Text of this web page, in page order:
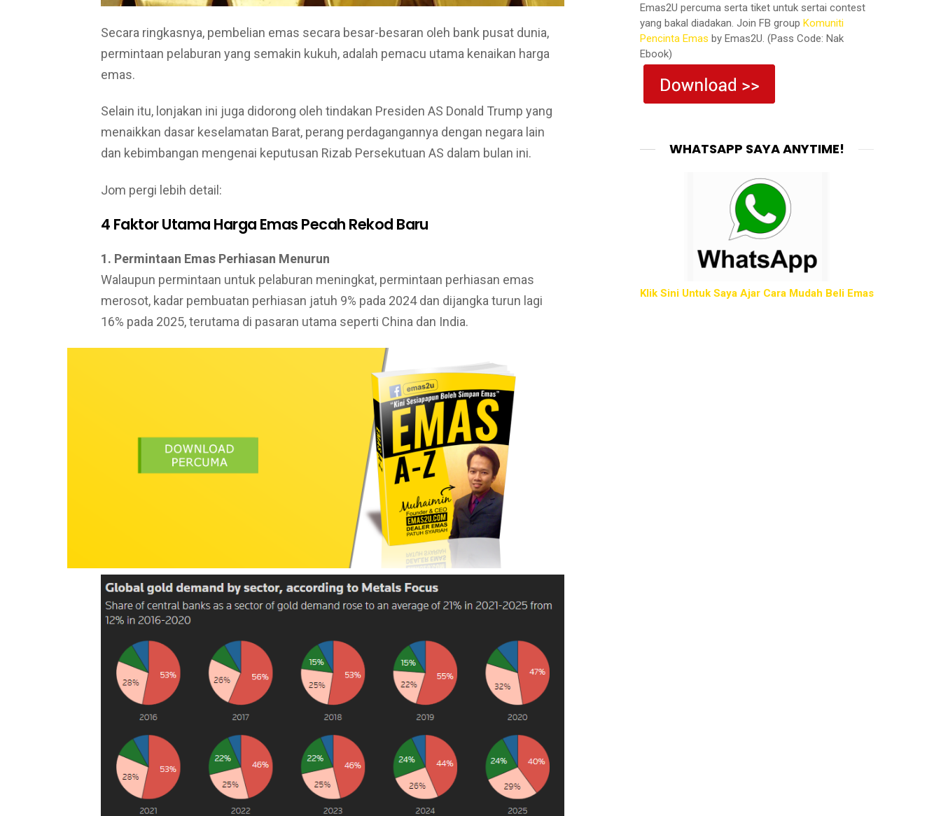
Secara ringkasnya, pembelian emas secara besar-besaran oleh bank pusat dunia,
permintaan pelaburan yang semakin kukuh, adalah pemacu utama kenaikan harga
emas.
Selain itu, lonjakan ini juga didorong oleh tindakan Presiden AS Donald Trump yang
menaikkan dasar keselamatan Barat, perang perdagangannya dengan negara lain
dan kebimbangan mengenai keputusan Rizab Persekutuan AS dalam bulan ini.
Jom pergi lebih detail:
4 Faktor Utama Harga Emas Pecah Rekod Baru
1. Permintaan Emas Perhiasan Menurun
Walaupun permintaan untuk pelaburan meningkat, permintaan perhiasan emas
merosot, kadar pembuatan perhiasan jatuh 9% pada 2024 dan dijangka turun lagi
16% pada 2025, terutama di pasaran utama seperti China dan India.
Emas2U percuma serta tiket untuk sertai contest
yang bakal diadakan. Join FB group Komuniti
Pencinta Emas by Emas2U. (Pass Code: Nak
Ebook)
WHATSAPP SAYA ANYTIME!
Klik Sini Untuk Saya Ajar Cara Mudah Beli Emas